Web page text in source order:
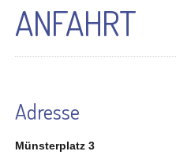
ANFAHRT
Adresse
Münsterplatz 3